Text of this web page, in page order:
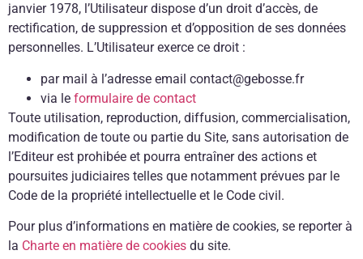
janvier 1978, l’Utilisateur dispose d’un droit d’accès, de
rectification, de suppression et d’opposition de ses données
personnelles. L’Utilisateur exerce ce droit :
par mail à l’adresse email contact@gebosse.fr
via le formulaire de contact
Toute utilisation, reproduction, diffusion, commercialisation,
modification de toute ou partie du Site, sans autorisation de
l’Editeur est prohibée et pourra entraîner des actions et
poursuites judiciaires telles que notamment prévues par le
Code de la propriété intellectuelle et le Code civil.
Pour plus d’informations en matière de cookies, se reporter à
la Charte en matière de cookies du site.